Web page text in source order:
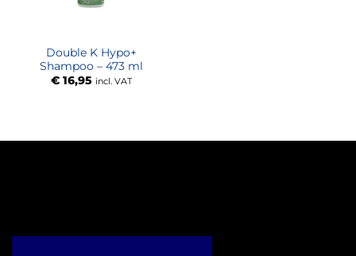
Double K Hypo+
Shampoo – 473 ml
€16,95 incl. VAT